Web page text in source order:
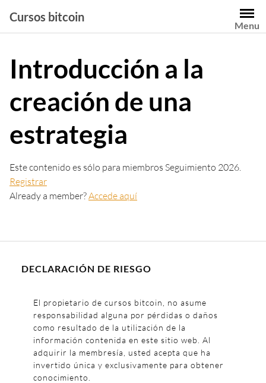
contenido
Cursos bitcoin
Menu
Introducción a la
creación de una
estrategia
Este contenido es sólo para miembros Seguimiento 2026.
Registrar
Already a member?Accede aquí
DECLARACIÓN DE RIESGO
El propietario de cursos bitcoin, no asume
responsabilidad alguna por pérdidas o daños
como resultado de la utilización de la
información contenida en este sitio web. Al
adquirir la membresía, usted acepta que ha
invertido única y exclusivamente para obtener
conocimiento.